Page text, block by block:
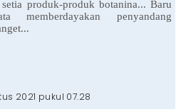
produk-produk botanina... Baru
memberdayakan penyandang
2021 pukul 07.28